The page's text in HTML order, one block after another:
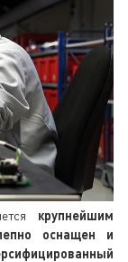
крупнейшим
оснащен и